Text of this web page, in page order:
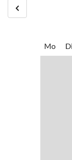
Am Fuße des
Biberg, südlicher
5760 Saalfelden
Mo
Di